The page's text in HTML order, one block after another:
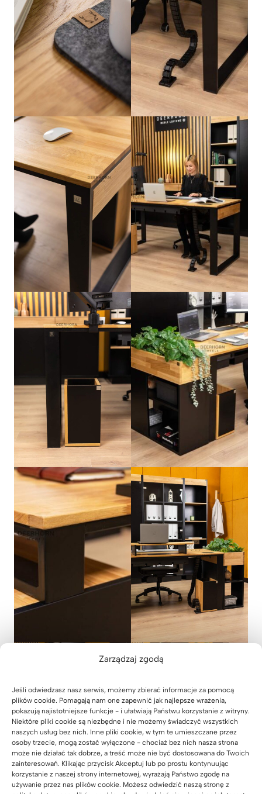
Zarządzaj zgodą
Jeśli odwiedzasz nasz serwis, możemy zbierać informacje za pomocą
plików cookie. Pomagają nam one zapewnić jak najlepsze wrażenia,
pokazują najistotniejsze funkcje - i ułatwiają Państwu korzystanie z witryny.
Niektóre pliki cookie są niezbędne i nie możemy świadczyć wszystkich
naszych usług bez nich. Inne pliki cookie, w tym te umieszczane przez
osoby trzecie, mogą zostać wyłączone - chociaż bez nich nasza strona
może nie działać tak dobrze, a treść może nie być dostosowana do Twoich
zainteresowań. Klikając przycisk Akceptuj lub po prostu kontynuując
korzystanie z naszej strony internetowej, wyrażają Państwo zgodę na
używanie przez nas plików cookie. Możesz odwiedzić naszą stronę z